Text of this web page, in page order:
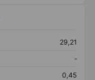
29,21
-
0,45